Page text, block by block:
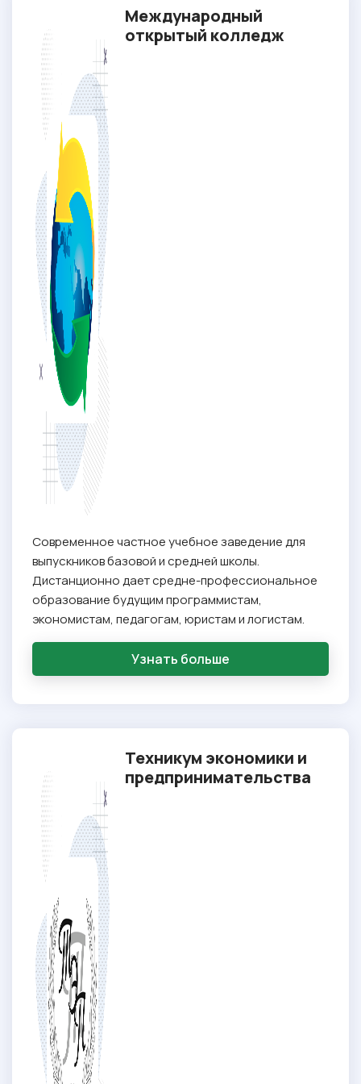
Международный
открытый колледж
Современное частное учебное заведение для
выпускников базовой и средней школы.
Дистанционно дает средне-профессиональное
образование будущим программистам,
экономистам, педагогам, юристам и логистам.
Узнать больше
Техникум экономики и
предпринимательства